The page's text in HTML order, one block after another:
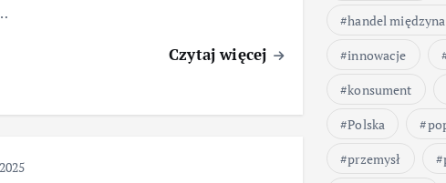
Czytaj więcej
handel
innowacje
konsument
Polska
przemysł